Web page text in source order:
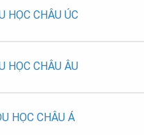
HỌC CHÂU ÚC
HỌC CHÂU ÂU
HỌC CHÂU Á